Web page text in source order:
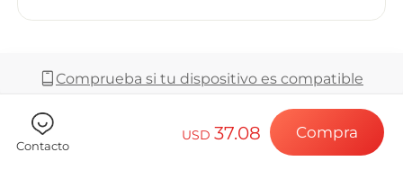
Disfrute de su
Conexión a
Comprueba si tu dispositivo es compatible
Cobertura y Red
Contacto
USD37.08 Compra